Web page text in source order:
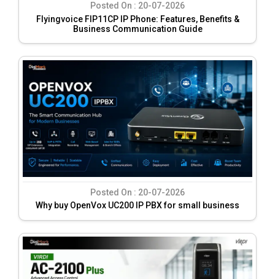
Posted On : 20-07-2026
Flyingvoice FIP11CP IP Phone: Features, Benefits &
Business Communication Guide
Posted On : 20-07-2026
Why buy OpenVox UC200 IP PBX for small business